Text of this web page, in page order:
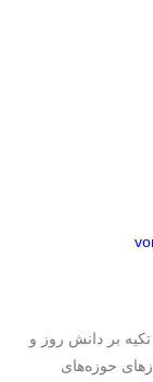
بر دانش روز و
حوزه‌های